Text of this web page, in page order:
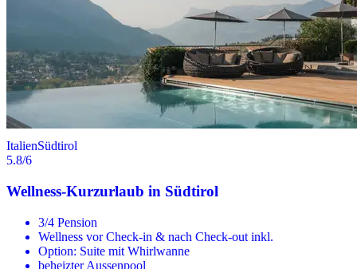
ItalienSüdtirol
5.8/6
Wellness-Kurzurlaub in Südtirol
3/4 Pension
Wellness vor Check-in & nach Check-out inkl.
Option: Suite mit Whirlwanne
beheizter Aussenpool